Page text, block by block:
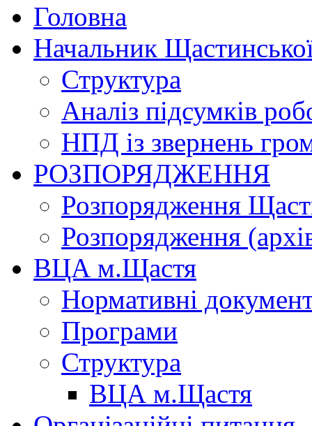
Головна
Начальник
Структура
Аналіз підсумків
НПД із звернень
РОЗПОРЯДЖЕННЯ
Розпорядження
Розпорядження
ВЦА м.Щастя
Нормативні
Програми
Структура
ВЦА м.Щастя